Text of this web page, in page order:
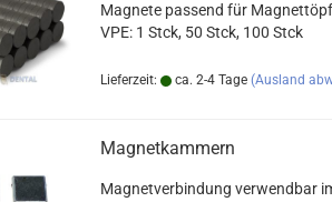
Magnete passend für
VPE: 1 Stck, 50 Stck, 100 Stck
Lieferzeit: ca. 2-4 Tage (Ausland
Magnetkammern
Magnetverbindung verwendbar